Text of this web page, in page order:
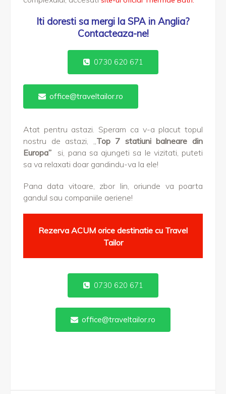
Iti doresti sa mergi la SPA in Anglia?
Contacteaza-ne!
0730 620 671
office@traveltailor.ro
Atat pentru astazi. Speram ca v-a placut topul
nostru de astazi, „Top 7 statiuni balneare din
Europa” si, pana sa ajungeti sa le vizitati, puteti
sa va relaxati doar gandindu-va la ele!
Pana data vitoare, zbor lin, oriunde va poarta
gandul sau companiile aeriene!
Rezerva ACUM orice destinatie cu Travel
Tailor
0730 620 671
office@traveltailor.ro